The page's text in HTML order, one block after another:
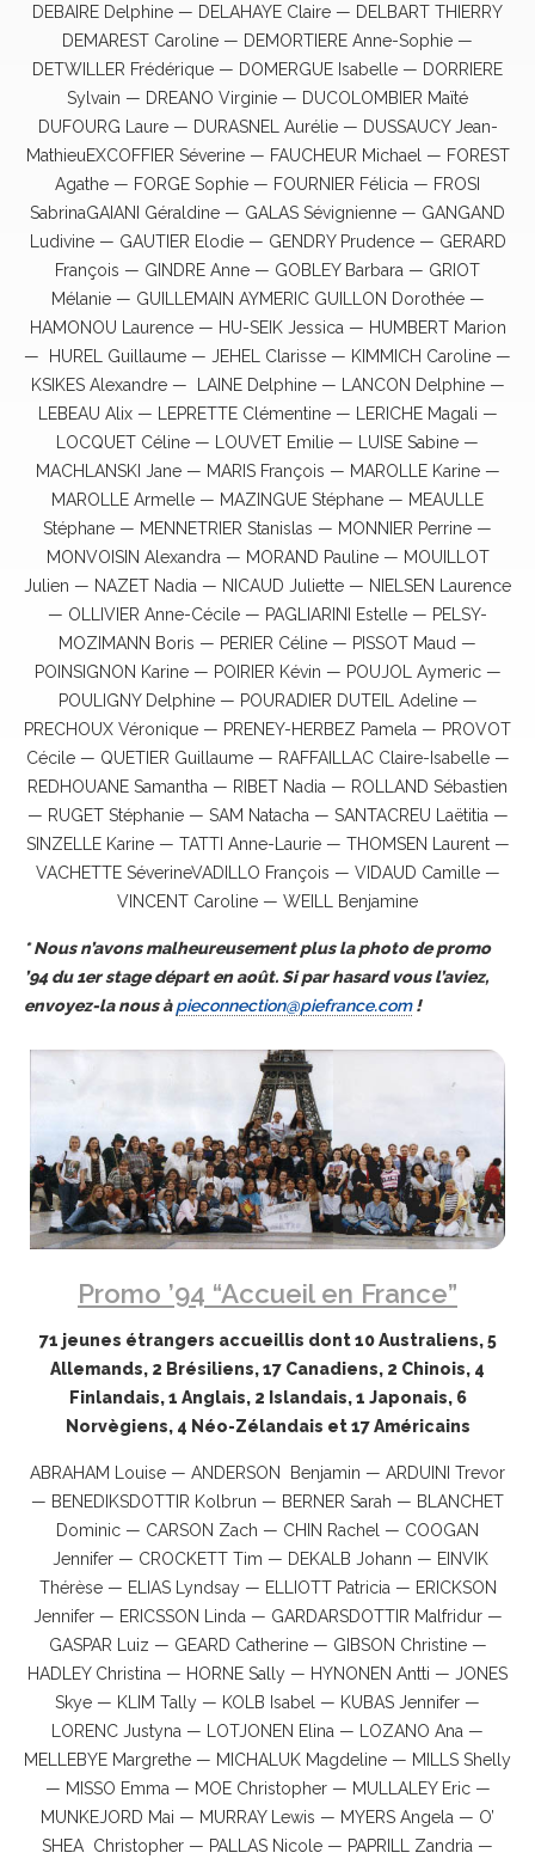
DEBAIRE Delphine — DELAHAYE Claire — DELBART THIERRY
DEMAREST Caroline — DEMORTIERE Anne-Sophie —
DETWILLER Frédérique — DOMERGUE Isabelle — DORRIERE
Sylvain — DREANO Virginie — DUCOLOMBIER Maïté
DUFOURG Laure — DURASNEL Aurélie — DUSSAUCY Jean-
MathieuEXCOFFIER Séverine — FAUCHEUR Michael — FOREST
Agathe — FORGE Sophie — FOURNIER Félicia — FROSI
SabrinaGAIANI Géraldine — GALAS Sévignienne — GANGAND
Ludivine — GAUTIER Elodie — GENDRY Prudence — GERARD
François — GINDRE Anne — GOBLEY Barbara — GRIOT
Mélanie — GUILLEMAIN AYMERIC GUILLON Dorothée —
HAMONOU Laurence — HU-SEIK Jessica — HUMBERT Marion
— HUREL Guillaume — JEHEL Clarisse — KIMMICH Caroline —
KSIKES Alexandre — LAINE Delphine — LANCON Delphine —
LEBEAU Alix — LEPRETTE Clémentine — LERICHE Magali —
LOCQUET Céline — LOUVET Emilie — LUISE Sabine —
MACHLANSKI Jane — MARIS François — MAROLLE Karine —
MAROLLE Armelle — MAZINGUE Stéphane — MEAULLE
Stéphane — MENNETRIER Stanislas — MONNIER Perrine —
MONVOISIN Alexandra — MORAND Pauline — MOUILLOT
Julien — NAZET Nadia — NICAUD Juliette — NIELSEN Laurence
— OLLIVIER Anne-Cécile — PAGLIARINI Estelle — PELSY-
MOZIMANN Boris — PERIER Céline — PISSOT Maud —
POINSIGNON Karine — POIRIER Kévin — POUJOL Aymeric —
POULIGNY Delphine — POURADIER DUTEIL Adeline —
PRECHOUX Véronique — PRENEY-HERBEZ Pamela — PROVOT
Cécile — QUETIER Guillaume — RAFFAILLAC Claire-Isabelle —
REDHOUANE Samantha — RIBET Nadia — ROLLAND Sébastien
— RUGET Stéphanie — SAM Natacha — SANTACREU Laëtitia —
SINZELLE Karine — TATTI Anne-Laurie — THOMSEN Laurent —
VACHETTE SéverineVADILLO François — VIDAUD Camille —
VINCENT Caroline — WEILL Benjamine
* Nous n’avons malheureusement plus la photo de promo
’94 du 1er stage départ en août. Si par hasard vous l’aviez,
envoyez-la nous àpieconnection@piefrance.com!
Promo ’94 “Accueil en France”
71 jeunes étrangers accueillis dont 10 Australiens, 5
Allemands, 2 Brésiliens, 17 Canadiens, 2 Chinois, 4
Finlandais, 1 Anglais, 2 Islandais, 1 Japonais, 6
Norvègiens, 4 Néo-Zélandais et 17 Américains
ABRAHAM Louise — ANDERSON Benjamin — ARDUINI Trevor
— BENEDIKSDOTTIR Kolbrun — BERNER Sarah — BLANCHET
Dominic — CARSON Zach — CHIN Rachel — COOGAN
Jennifer — CROCKETT Tim — DEKALB Johann — EINVIK
Thérèse — ELIAS Lyndsay — ELLIOTT Patricia — ERICKSON
Jennifer — ERICSSON Linda — GARDARSDOTTIR Malfridur —
GASPAR Luiz — GEARD Catherine — GIBSON Christine —
HADLEY Christina — HORNE Sally — HYNONEN Antti — JONES
Skye — KLIM Tally — KOLB Isabel — KUBAS Jennifer —
LORENC Justyna — LOTJONEN Elina — LOZANO Ana —
MELLEBYE Margrethe — MICHALUK Magdeline — MILLS Shelly
— MISSO Emma — MOE Christopher — MULLALEY Eric —
MUNKEJORD Mai — MURRAY Lewis — MYERS Angela — O’
SHEA Christopher — PALLAS Nicole — PAPRILL Zandria —